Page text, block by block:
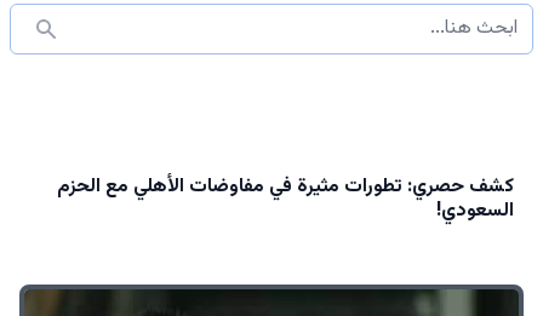
كشف حصري: تطورات مثيرة في مفاوضات الأهلي مع الحزم
السعودي!